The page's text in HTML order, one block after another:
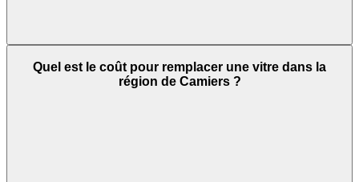
Quel est le coût pour remplacer une vitre dans la
région de Camiers ?